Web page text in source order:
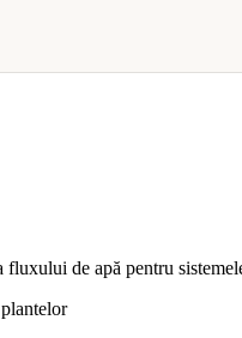
fluxului de apă pentru